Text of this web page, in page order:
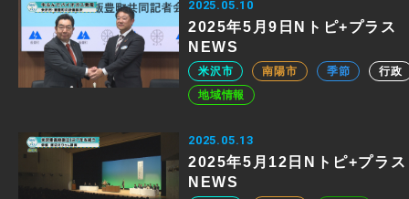
2025.05.10
2025年5月9日Nトピ+プラス
NEWS
米沢市 南陽市 季節
行政
地域情報
2025.05.13
2025年5月12日Nトピ+プラス
NEWS